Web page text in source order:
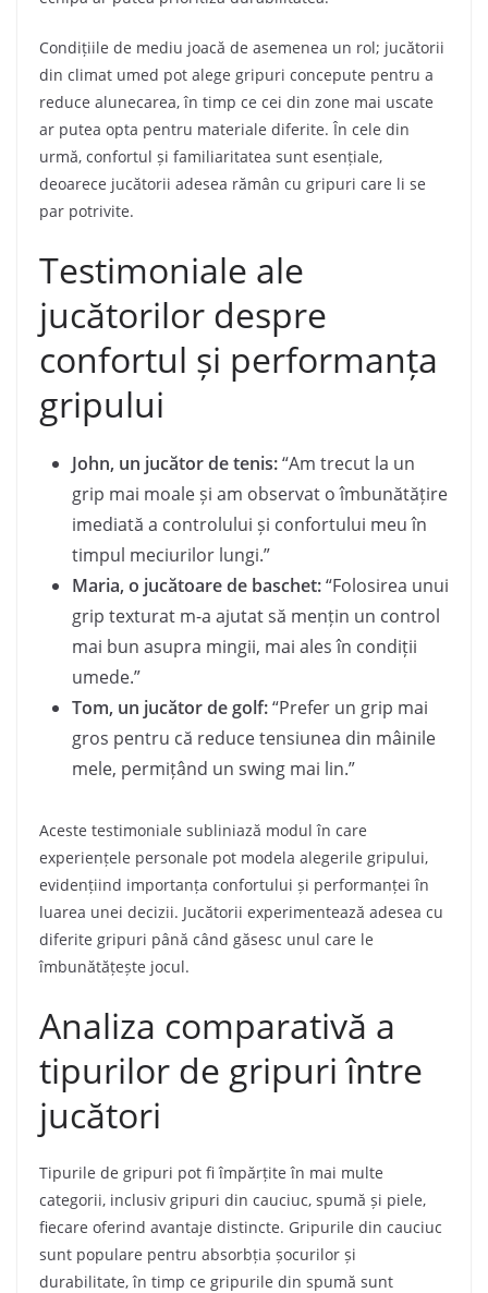
Condițiile de mediu joacă de asemenea un rol; jucătorii
din climat umed pot alege gripuri concepute pentru a
reduce alunecarea, în timp ce cei din zone mai uscate
ar putea opta pentru materiale diferite. În cele din
urmă, confortul și familiaritatea sunt esențiale,
deoarece jucătorii adesea rămân cu gripuri care li se
par potrivite.
Testimoniale ale
jucătorilor despre
confortul și performanța
gripului
John, un jucător de tenis:“Am trecut la un
grip mai moale și am observat o îmbunătățire
imediată a controlului și confortului meu în
timpul meciurilor lungi.”
Maria, o jucătoare de baschet:“Folosirea unui
grip texturat m-a ajutat să mențin un control
mai bun asupra mingii, mai ales în condiții
umede.”
Tom, un jucător de golf:“Prefer un grip mai
gros pentru că reduce tensiunea din mâinile
mele, permițând un swing mai lin.”
Aceste testimoniale subliniază modul în care
experiențele personale pot modela alegerile gripului,
evidențiind importanța confortului și performanței în
luarea unei decizii. Jucătorii experimentează adesea cu
diferite gripuri până când găsesc unul care le
îmbunătățește jocul.
Analiza comparativă a
tipurilor de gripuri între
jucători
Tipurile de gripuri pot fi împărțite în mai multe
categorii, inclusiv gripuri din cauciuc, spumă și piele,
fiecare oferind avantaje distincte. Gripurile din cauciuc
sunt populare pentru absorbția șocurilor și
durabilitate, în timp ce gripurile din spumă sunt